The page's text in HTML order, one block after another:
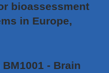
bioassessment
in Europe,
- Brain